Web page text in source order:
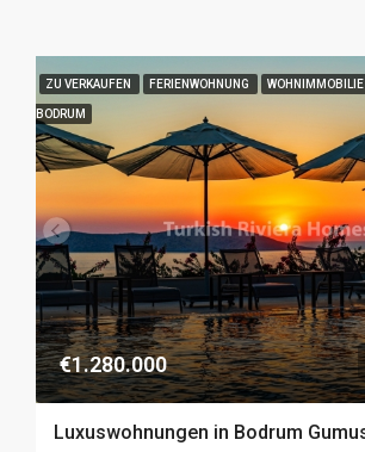
ZU VERKAUFEN FERIENWOHNUNG WOHNIMMOBILIE
BODRUM
€1.280.000